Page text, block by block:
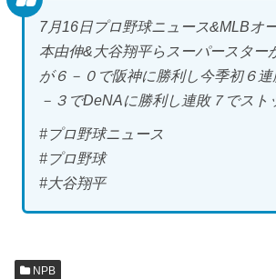
7月16日プロ野球ニュース&MLBオ
本由伸&大谷翔平らスーパースター
が６－０で阪神に勝利し今季初６連
－３でDeNAに勝利し連敗７でスト
#プロ野球ニュース
#プロ野球
#大谷翔平
NPB